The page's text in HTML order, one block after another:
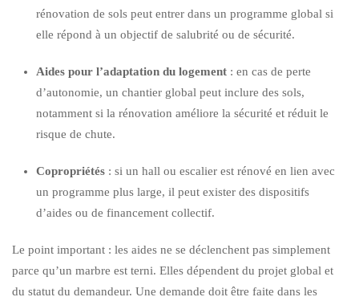
rénovation de sols peut entrer dans un programme global si
elle répond à un objectif de salubrité ou de sécurité.
Aides pour l’adaptation du logement : en cas de perte
d’autonomie, un chantier global peut inclure des sols,
notamment si la rénovation améliore la sécurité et réduit le
risque de chute.
Copropriétés : si un hall ou escalier est rénové en lien avec
un programme plus large, il peut exister des dispositifs
d’aides ou de financement collectif.
Le point important : les aides ne se déclenchent pas simplement
parce qu’un marbre est terni. Elles dépendent du projet global et
du statut du demandeur. Une demande doit être faite dans les